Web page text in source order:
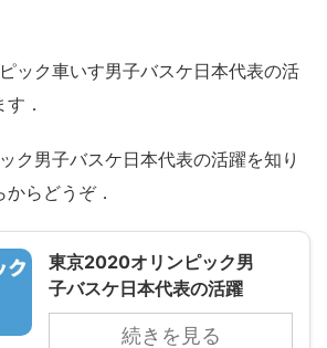
ック車いす男子バスケ日本代表の活
．
ク男子バスケ日本代表の活躍を知り
らどうぞ．
東京2020オリンピック男
子バスケ日本代表の活躍
続きを見る